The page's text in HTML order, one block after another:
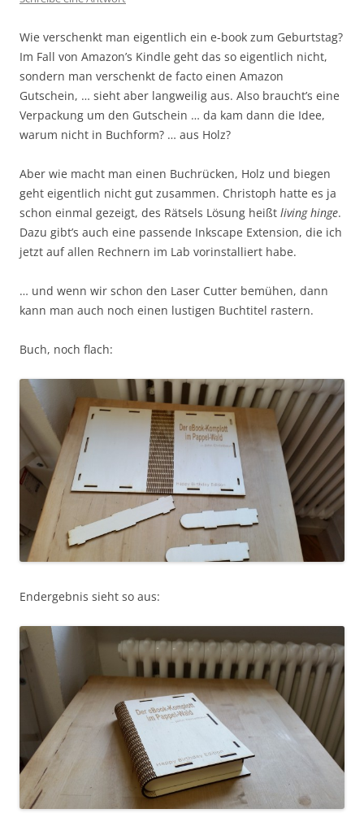
Wie verschenkt man eigentlich ein e-book zum Geburtstag?
Im Fall von Amazon’s Kindle geht das so eigentlich nicht,
sondern man verschenkt de facto einen Amazon
Gutschein, … sieht aber langweilig aus. Also braucht’s eine
Verpackung um den Gutschein … da kam dann die Idee,
warum nicht in Buchform? … aus Holz?
Aber wie macht man einen Buchrücken, Holz und biegen
geht eigentlich nicht gut zusammen. Christoph hatte es ja
schon einmal gezeigt, des Rätsels Lösung heißt living hinge.
Dazu gibt’s auch eine passende Inkscape Extension, die ich
jetzt auf allen Rechnern im Lab vorinstalliert habe.
… und wenn wir schon den Laser Cutter bemühen, dann
kann man auch noch einen lustigen Buchtitel rastern.
Buch, noch flach:
Endergebnis sieht so aus: